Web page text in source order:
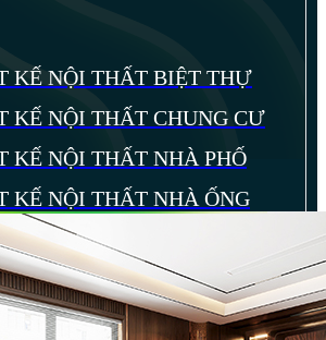
KẾ NỘI THẤT BIỆT THỰ
KẾ NỘI THẤT CHUNG CƯ
KẾ NỘI THẤT NHÀ PHỐ
KẾ NỘI THẤT NHÀ ỐNG